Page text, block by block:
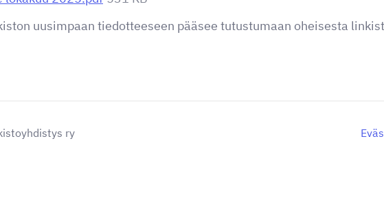
uusimpaan tiedotteeseen pääsee tutustumaan oheisesta
ry